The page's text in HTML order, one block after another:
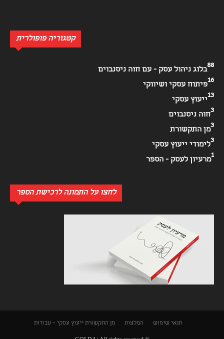
קטגוריה פופולרית
בלוג ניהול עסק - עם חוה ניסנבוים
88
פיתוח עסקי ושיווקי
16
ייעוץ עסקי
13
חוה ניסנבוים
3
מן התקשורת
3
לימודי ייעוץ עסקי
3
מרעיון לעסק - הספר
1
לחצו על התמונה לרכישת הספר
תנאי שימוש המלצות מן התקשורת ייעוץ עסקי – עבודות